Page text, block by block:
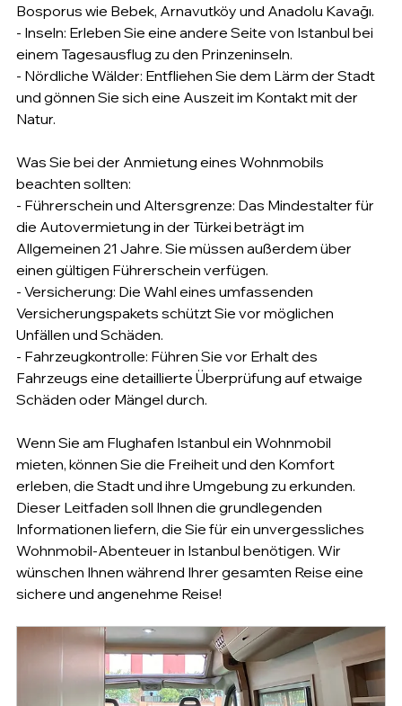
Bosporus wie Bebek, Arnavutköy und Anadolu Kavağı.
- Inseln: Erleben Sie eine andere Seite von Istanbul bei
einem Tagesausflug zu den Prinzeninseln.
- Nördliche Wälder: Entfliehen Sie dem Lärm der Stadt
und gönnen Sie sich eine Auszeit im Kontakt mit der
Natur.
Was Sie bei der Anmietung eines Wohnmobils
beachten sollten:
- Führerschein und Altersgrenze: Das Mindestalter für
die Autovermietung in der Türkei beträgt im
Allgemeinen 21 Jahre. Sie müssen außerdem über
einen gültigen Führerschein verfügen.
- Versicherung: Die Wahl eines umfassenden
Versicherungspakets schützt Sie vor möglichen
Unfällen und Schäden.
- Fahrzeugkontrolle: Führen Sie vor Erhalt des
Fahrzeugs eine detaillierte Überprüfung auf etwaige
Schäden oder Mängel durch.
Wenn Sie am Flughafen Istanbul ein Wohnmobil
mieten, können Sie die Freiheit und den Komfort
erleben, die Stadt und ihre Umgebung zu erkunden.
Dieser Leitfaden soll Ihnen die grundlegenden
Informationen liefern, die Sie für ein unvergessliches
Wohnmobil-Abenteuer in Istanbul benötigen. Wir
wünschen Ihnen während Ihrer gesamten Reise eine
sichere und angenehme Reise!